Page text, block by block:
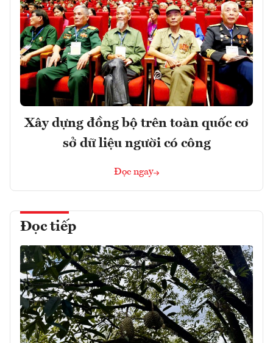
Xây dựng đồng bộ trên toàn quốc cơ
sở dữ liệu người có công
Đọc ngay
Đọc tiếp